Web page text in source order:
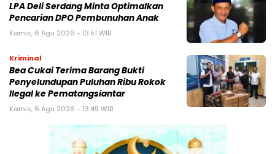
LPA Deli Serdang Minta Optimalkan
Pencarian DPO Pembunuhan Anak
Kamis, 6 Agu 2026 - 13:51 WIB
Kriminal
Bea Cukai Terima Barang Bukti
Penyelundupan Puluhan Ribu Rokok
Ilegal ke Pematangsiantar
Kamis, 6 Agu 2026 - 13:49 WIB